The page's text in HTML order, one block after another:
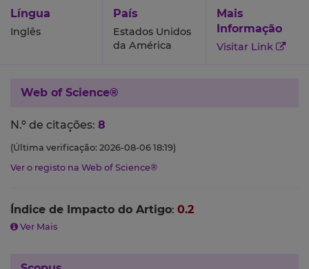
Língua
Inglês
País
Estados Unidos
da América
Mais
Informação
Visitar Link
Web of Science®
N.º de citações: 8
(Última verificação: 2026-08-06 18:19)
Ver o registo na Web of Science®
Índice de Impacto do Artigo: 0.2
Ver Mais